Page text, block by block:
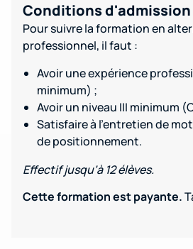
Conditions d'admission
Pour suivre la formation en
professionnel, il faut :
Avoir une expérience
minimum) ;
Avoir un niveau III minimum
Satisfaire à l’entretien de
de positionnement.
Effectif jusqu’à 12 élèves.
Cette formation est payante.